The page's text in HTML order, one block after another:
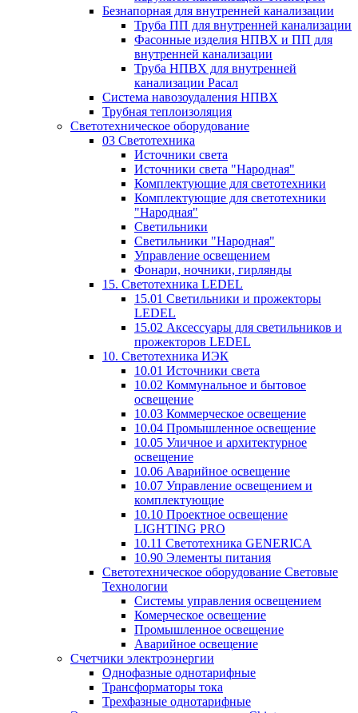
Безнапорная для внутренней канализации
Труба ПП для внутренней канализации
Фасонные изделия НПВХ и ПП для
внутренней канализации
Труба НПВХ для внутренней
канализации Расал
Система навозоудаления НПВХ
Трубная теплоизоляция
Светотехническое оборудование
03 Светотехника
Источники света
Источники света "Народная"
Комплектующие для светотехники
Комплектующие для светотехники
"Народная"
Светильники
Светильники "Народная"
Управление освещением
Фонари, ночники, гирлянды
15. Светотехника LEDEL
15.01 Светильники и прожекторы
LEDEL
15.02 Аксессуары для светильников и
прожекторов LEDEL
10. Светотехника ИЭК
10.01 Источники света
10.02 Коммунальное и бытовое
освещение
10.03 Коммерческое освещение
10.04 Промышленное освещение
10.05 Уличное и архитектурное
освещение
10.06 Аварийное освещение
10.07 Управление освещением и
комплектующие
10.10 Проектное освещение
LIGHTING PRO
10.11 Светотехника GENERICA
10.90 Элементы питания
Светотехническое оборудование Световые
Технологии
Системы управления освещением
Комерческое освещение
Промышленное освещение
Аварийное освещение
Счетчики электроэнергии
Однофазные однотарифные
Трансформаторы тока
Трехфазные однотарифные